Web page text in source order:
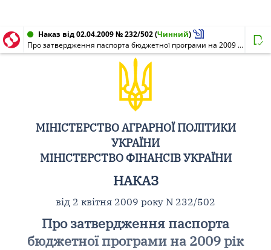
Наказ від 02.04.2009 № 232/502(Чинний)
Про затвердження паспорта бюджетної програми на 2009 рік
МІНІСТЕРСТВО АГРАРНОЇ ПОЛІТИКИ
УКРАЇНИ
МІНІСТЕРСТВО ФІНАНСІВ УКРАЇНИ
НАКАЗ
від 2 квітня 2009 року N 232/502
Про затвердження паспорта
бюджетної програми на 2009 рік